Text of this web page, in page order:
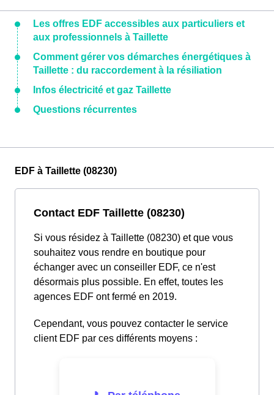
Les offres EDF accessibles aux particuliers et
aux professionnels à Taillette
Comment gérer vos démarches énergétiques à
Taillette : du raccordement à la résiliation
Infos électricité et gaz Taillette
Questions récurrentes
EDF à Taillette (08230)
Contact EDF Taillette (08230)
Si vous résidez à Taillette (08230) et que vous
souhaitez vous rendre en boutique pour
échanger avec un conseiller EDF, ce n'est
désormais plus possible. En effet, toutes les
agences EDF ont fermé en 2019.
Cependant, vous pouvez contacter le service
client EDF par ces différents moyens :